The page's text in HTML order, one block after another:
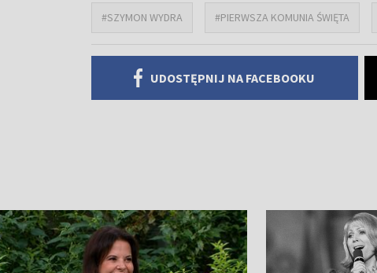
#SZYMON WYDRA #PIERWSZA KOMUNIA ŚWIĘTA
UDOSTĘPNIJ NA FACEBOOKU